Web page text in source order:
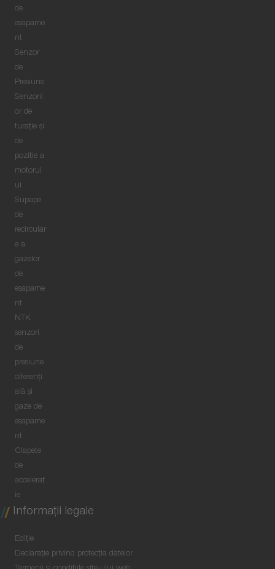
de
eşapame
nt
Senzor
de
Presiune
Senzoril
or de
turație și
de
poziție a
motorul
ui
Supape
de
recircular
e a
gazelor
de
eșapame
nt
NTK
senzori
de
presiune
diferenți
ală și
gaze de
eșapame
nt
Clapete
de
acceleraț
ie
Informaţii legale
Ediţie
Declaraţie privind protecţia datelor